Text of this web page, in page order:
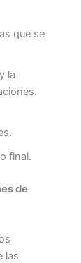
que se
la
final.
de
las